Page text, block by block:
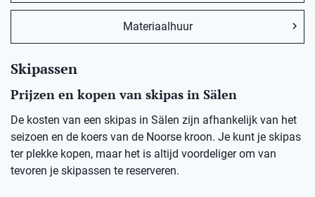
Materiaalhuur
Skipassen
Prijzen en kopen van skipas in Sälen
De kosten van een skipas in Sälen zijn afhankelijk van het
seizoen en de koers van de Noorse kroon. Je kunt je skipas
ter plekke kopen, maar het is altijd voordeliger om van
tevoren je skipassen te reserveren.